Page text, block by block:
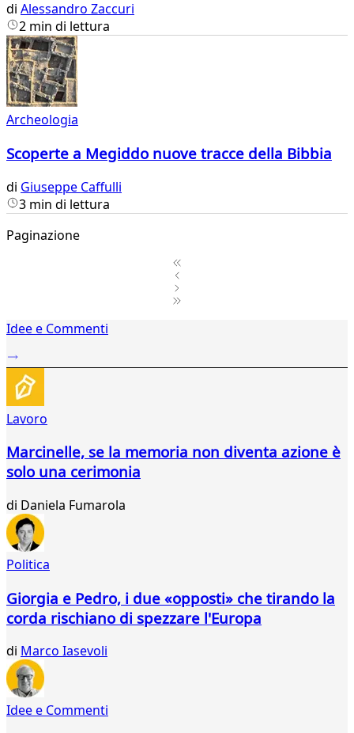
di Alessandro Zaccuri
2 min di lettura
Archeologia
Scoperte a Megiddo nuove tracce della Bibbia
di Giuseppe Caffulli
3 min di lettura
Paginazione
2
5
7
8
Idee e Commenti
Lavoro
Marcinelle, se la memoria non diventa azione è
solo una cerimonia
di Daniela Fumarola
Politica
Giorgia e Pedro, i due «opposti» che tirando la
corda rischiano di spezzare l'Europa
di Marco Iasevoli
Idee e Commenti